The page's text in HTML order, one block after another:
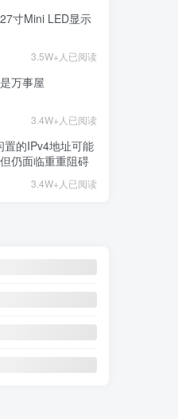
寸Mini LED显示
3.5W+人已阅读
万事屋
3.4W+人已阅读
置的IPv4地址可能
仍面临重重阻碍
3.4W+人已阅读